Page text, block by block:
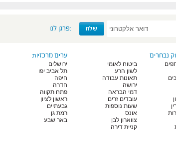
פרגן לנו:
נבחרים
ביטוח לאומי
לשון הרע
תאונות עבודה
ירושה
דמי הבראה
עובדים זרים
שעות נוספות
אונס
צווארון לבן
קניית דירה
ערים מרכזיות
ירושלים
תל אביב יפו
חיפה
חדרה
פתח תקווה
ראשון לציון
גבעתיים
רמת גן
באר שבע